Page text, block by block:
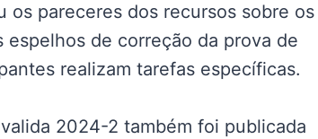
os pareceres dos recursos sobre os
de correção da prova de
realizam tarefas específicas.
2024-2 também foi publicada